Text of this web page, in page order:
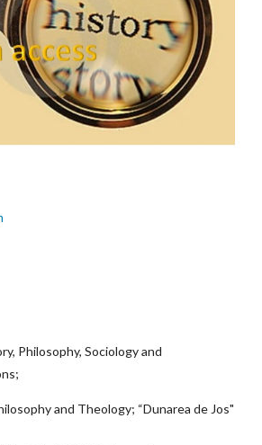
Philosophy, Sociology and
and Theology; “Dunarea de Jos"